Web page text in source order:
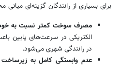
برای بسیاری از رانندگان گزینه‌ای
مصرف سوخت کمتر نسبت به
الکتریکی در سرعت‌های پایین
در رانندگی شهری می‌شود.
عدم وابستگی کامل به